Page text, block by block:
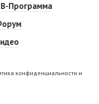
Программа
конфиденциальности и